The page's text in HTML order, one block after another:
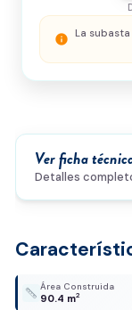
datos*
info La
Ver ficha
Detalles
Área Construida
90.4 m2